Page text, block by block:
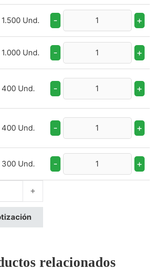
1.500 Und. - +
1.000 Und. - +
400 Und. - +
400 Und. - +
300 Und. - +
relacionados